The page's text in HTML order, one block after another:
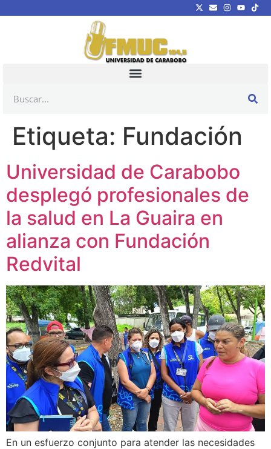
Etiqueta: Fundación
Universidad de Carabobo
desplegó profesionales de
la salud en La Guaira en
alianza con Fundación
Redvital
En un esfuerzo conjunto para atender las necesidades